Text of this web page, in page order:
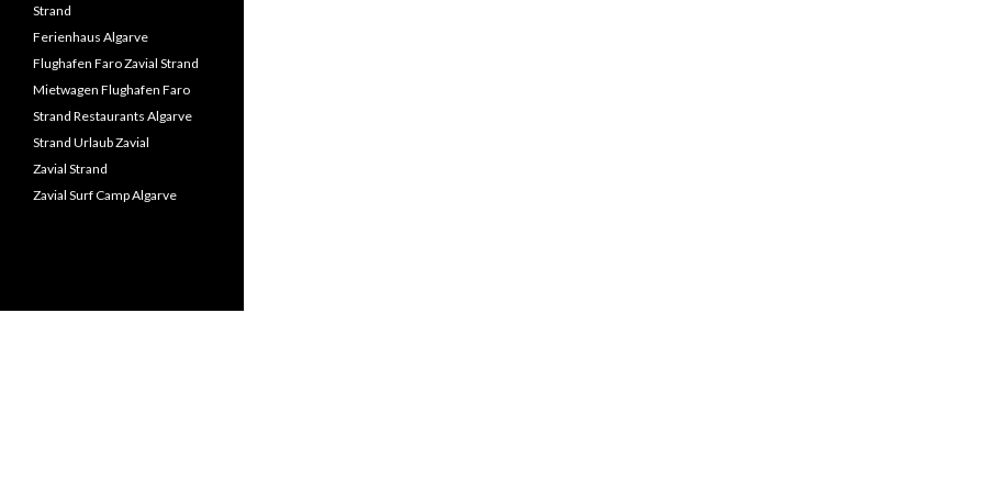
Strand
Ferienhaus Algarve
Flughafen Faro Zavial Strand
Mietwagen Flughafen Faro
Strand Restaurants Algarve
Strand Urlaub Zavial
Zavial Strand
Zavial Surf Camp Algarve